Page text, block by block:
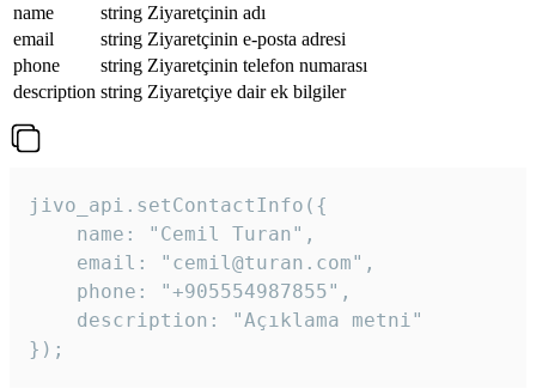
name
string Ziyaretçinin adı
email
string Ziyaretçinin e-posta adresi
phone
string Ziyaretçinin telefon numarası
description string Ziyaretçiye dair ek bilgiler
jivo_api.setContactInfo({
    name: "Cemil Turan",
    email: "cemil@turan.com",
    phone: "+905554987855",
    description: "Açıklama metni"
});